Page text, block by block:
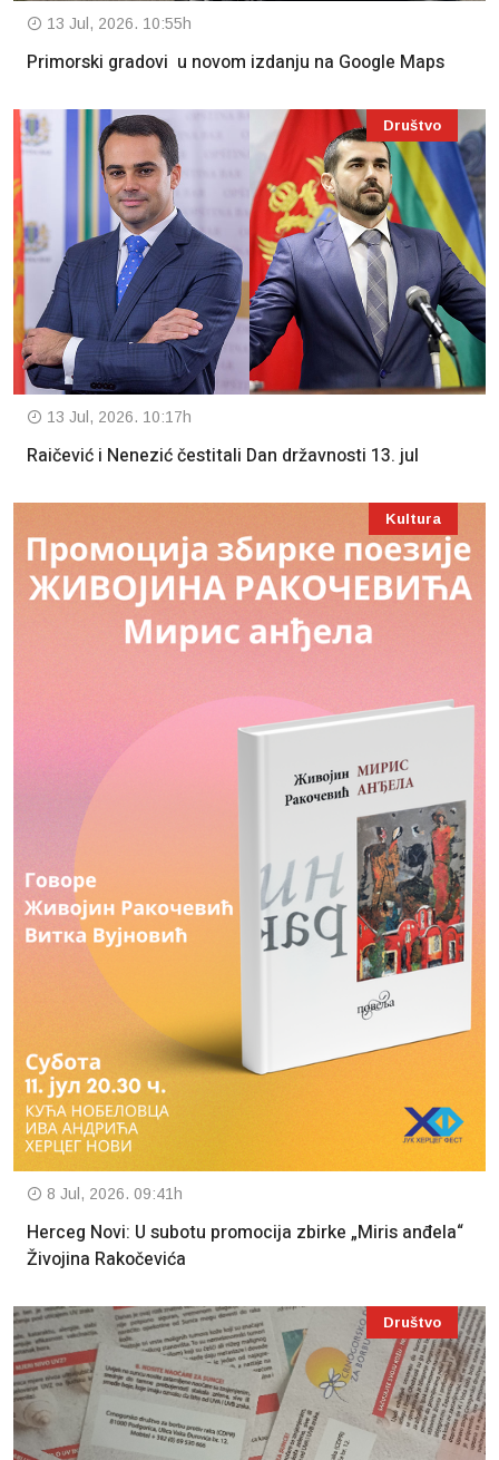
13 Jul, 2026. 10:55h
Primorski gradovi u novom izdanju na Google Maps
Društvo
13 Jul, 2026. 10:17h
Raičević i Nenezić čestitali Dan državnosti 13. jul
Kultura
8 Jul, 2026. 09:41h
Herceg Novi: U subotu promocija zbirke „Miris anđela“
Živojina Rakočevića
Društvo